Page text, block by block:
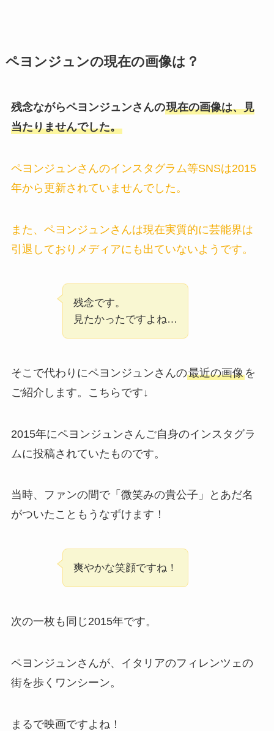
ペヨンジュンの現在の画像は？
残念ながらペヨンジュンさんの現在の画像は、見
当たりませんでした。
ペヨンジュンさんのインスタグラム等SNSは2015
年から更新されていませんでした。
また、ペヨンジュンさんは現在実質的に芸能界は
引退しておりメディアにも出ていないようです。
残念です。
見たかったですよね…
そこで代わりにペヨンジュンさんの最近の画像を
ご紹介します。こちらです↓
2015年にペヨンジュンさんご自身のインスタグラ
ムに投稿されていたものです。
当時、ファンの間で「微笑みの貴公子」とあだ名
がついたこともうなずけます！
爽やかな笑顔ですね！
次の一枚も同じ2015年です。
ペヨンジュンさんが、イタリアのフィレンツェの
街を歩くワンシーン。
まるで映画ですよね！